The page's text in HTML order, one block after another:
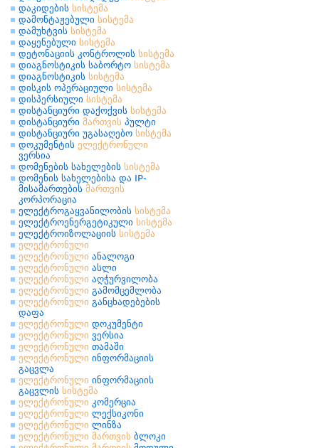
დაკიდების სისტემა
დამონტაჟებული სისტემა
დამუხტვის სისტემა
დაყენებული სისტემა
დეტონაციის კონტროლის სისტემა
დიაგნოსტიკის საბორტო სისტემა
დიაგნოსტიკის სისტემა
დისკის ოპერაციული სისტემა
დისპერსიული სისტემა
დისტანციური დაქოქვის სისტემა
დისტანციური მართვის პულტი
დისტანციური უგასაღებო სისტემა
დოკუმენტის ელექტრონული
ვერსია
დომენების სახელების სისტემა
დომენის სახელებისა და IP-
მისამართების მართვის
კორპორაცია
ელექტროგაყვანილობის სისტემა
ელექტროენერგეტიკული სისტემა
ელექტროიზოლაციის სისტემა
ელექტრონული
ელექტრონული ანალოგი
ელექტრონული ასლი
ელექტრონული აღჭურვილობა
ელექტრონული გამომცემლობა
ელექტრონული განცხადებების
დაფა
ელექტრონული დოკუმენტი
ელექტრონული ვერსია
ელექტრონული თამაში
ელექტრონული ინფორმაციის
გაცვლა
ელექტრონული ინფორმაციის
გაცვლის სისტემა
ელექტრონული კომერცია
ელექტრონული ლექსიკონი
ელექტრონული ლინზა
ელექტრონული მართვის ბლოკი